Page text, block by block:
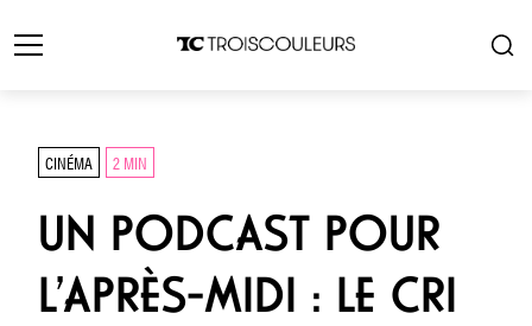
CINÉMA 2 MIN
UN PODCAST POUR
L’APRÈS-MIDI : LE CRI